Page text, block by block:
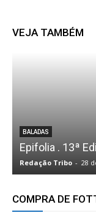
VEJA TAMBÉM
ANIVERSÁRIOS
O Sucesso
Redação Tribo - 26
COMPRA DE